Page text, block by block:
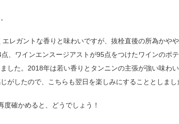
レガントな香りと味わいですが、抜栓直後の所為かや
、ワインエンスージアストが95点をつけたワインのポ
した。2018年は若い香りとタンニンの主張が強い味わ
がしたので、こちらも翌日を楽しみにすることとしまし
度確かめると、どうでしょう！